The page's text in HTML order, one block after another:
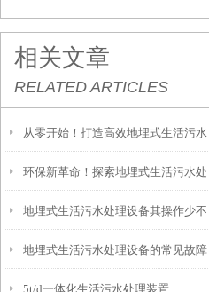
相关文章
RELATED ARTICLES
从零开始！打造高效地埋式生活污水
处理设备的安装前置工作
环保新革命！探索地埋式生活污水处
理设备的关键部分
地埋式生活污水处理设备其操作少不
了以下步骤！
地埋式生活污水处理设备的常见故障
5t/d一体化生活污水处理装置